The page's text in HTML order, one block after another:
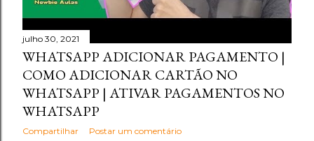
julho 30, 2021
WHATSAPP ADICIONAR PAGAMENTO |
COMO ADICIONAR CARTÃO NO
WHATSAPP | ATIVAR PAGAMENTOS NO
WHATSAPP
Compartilhar Postar um comentário